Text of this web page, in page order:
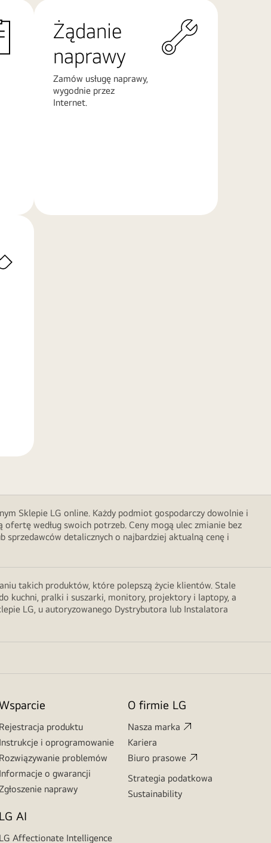
Żądanie
naprawy
Zamów usługę naprawy,
wygodnie przez
Internet.
Sklepie LG online. Każdy podmiot gospodarczy dowolnie i
według swoich potrzeb. Ceny mogą ulec zmianie bez
detalicznych o najbardziej aktualną cenę i
takich produktów, które polepszą życie klientów. Stale
kuchni, pralki i suszarki, monitory, projektory i laptopy, a
LG, u autoryzowanego Dystrybutora lub Instalatora
Rejestracja produktu
Instrukcje i oprogramowanie
Rozwiązywanie problemów
Informacje o gwarancji
naprawy
LG AI
LG Affectionate Intelligence
O firmie LG
Nasza marka
Kariera
Biuro prasowe
Strategia podatkowa
Sustainability